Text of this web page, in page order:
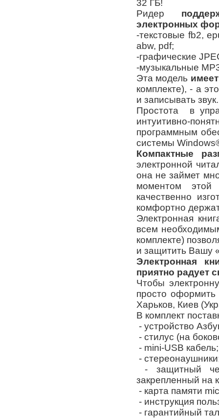
32 ГБ!
Ридер
электронных
-текстовые fb2,
abw, pdf;
-графические
-музыкальные
Эта модель
комплекте), - а
и записывать
Простота в
интуитивно-
программным
системы
Компактные
электронной
она не займет
моментом этой
качественно
комфортно
Электронная
всем
комплекте)
и защитить Вашу
Электронная
приятно радует
Чтобы
просто
Харьков, Киев
В комплект
- устройство
- стилус (на
- mini-USB кабель;
-
- защитный
закрепленный на
- карта памяти
- инструкция
- гарантийный